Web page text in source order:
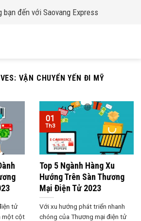
bạn đến với Saovang Express
VẬN CHUYỂN YẾN ĐI MỸ
tử
một cột
Top 5 Ngành Hàng Xu
Hướng Trên Sàn Thương
Mại Điện Tử 2023
Với xu hướng phát triển nhanh
chóng của Thương mại điện tử
01
Th3